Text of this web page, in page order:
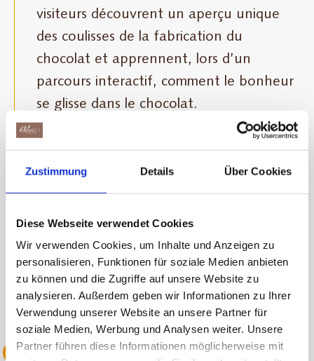
Zustimmung Details Über Cookies
Diese Webseite verwendet Cookies
Wir verwenden Cookies, um Inhalte und Anzeigen zu
personalisieren, Funktionen für soziale Medien anbieten
zu können und die Zugriffe auf unsere Website zu
analysieren. Außerdem geben wir Informationen zu Ihrer
Verwendung unserer Website an unsere Partner für
soziale Medien, Werbung und Analysen weiter. Unsere
Partner führen diese Informationen möglicherweise mit
visiteurs découvrent un aperçu unique
des coulisses de la fabrication du
chocolat et apprennent, lors d’un
parcours interactif, comment le bonheur
se glisse dans le chocolat.
2022 Anniversaire